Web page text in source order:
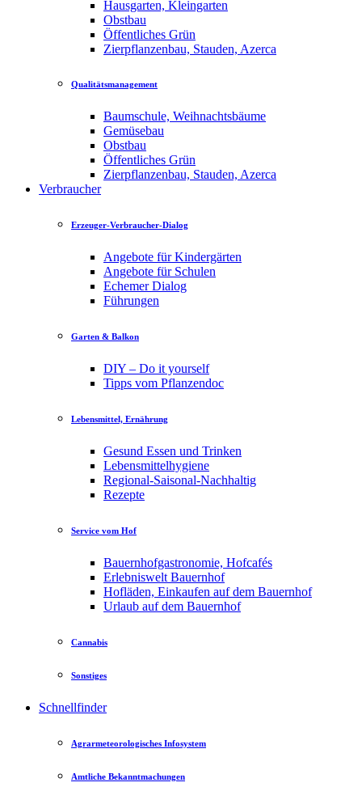
Hausgarten, Kleingarten
Obstbau
Öffentliches Grün
Zierpflanzenbau, Stauden, Azerca
Qualitätsmanagement
Baumschule, Weihnachtsbäume
Gemüsebau
Obstbau
Öffentliches Grün
Zierpflanzenbau, Stauden, Azerca
Verbraucher
Erzeuger-Verbraucher-Dialog
Angebote für Kindergärten
Angebote für Schulen
Echemer Dialog
Führungen
Garten & Balkon
DIY – Do it yourself
Tipps vom Pflanzendoc
Lebensmittel, Ernährung
Gesund Essen und Trinken
Lebensmittelhygiene
Regional-Saisonal-Nachhaltig
Rezepte
Service vom Hof
Bauernhofgastronomie, Hofcafés
Erlebniswelt Bauernhof
Hofläden, Einkaufen auf dem Bauernhof
Urlaub auf dem Bauernhof
Cannabis
Sonstiges
Schnellfinder
Agrarmeteorologisches Infosystem
Amtliche Bekanntmachungen